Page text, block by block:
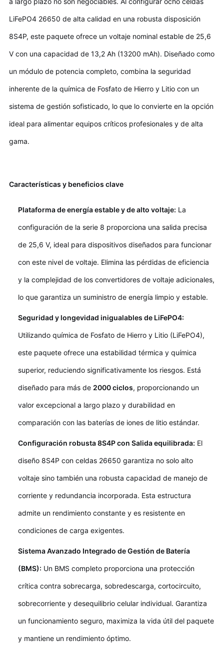
LiFePO4 26650 de alta calidad en una robusta disposición
8S4P, este paquete ofrece un voltaje nominal estable de 25,6
V con una capacidad de 13,2 Ah (13200 mAh). Diseñado como
un módulo de potencia completo, combina la seguridad
inherente de la química de Fosfato de Hierro y Litio con un
sistema de gestión sofisticado, lo que lo convierte en la opción
ideal para alimentar equipos críticos profesionales y de alta
gama.
Características y beneficios clave
Plataforma de energía estable y de alto voltaje: La
configuración de la serie 8 proporciona una salida precisa
de 25,6 V, ideal para dispositivos diseñados para funcionar
con este nivel de voltaje. Elimina las pérdidas de eficiencia
y la complejidad de los convertidores de voltaje adicionales,
lo que garantiza un suministro de energía limpio y estable.
Seguridad y longevidad inigualables de LiFePO4:
Utilizando química de Fosfato de Hierro y Litio (LiFePO4),
este paquete ofrece una estabilidad térmica y química
superior, reduciendo significativamente los riesgos. Está
diseñado para más de 2000 ciclos, proporcionando un
valor excepcional a largo plazo y durabilidad en
comparación con las baterías de iones de litio estándar.
Configuración robusta 8S4P con Salida equilibrada: El
diseño 8S4P con celdas 26650 garantiza no solo alto
voltaje sino también una robusta capacidad de manejo de
corriente y redundancia incorporada. Esta estructura
admite un rendimiento constante y es resistente en
condiciones de carga exigentes.
Sistema Avanzado Integrado de Gestión de Batería
(BMS): Un BMS completo proporciona una protección
crítica contra sobrecarga, sobredescarga, cortocircuito,
sobrecorriente y desequilibrio celular individual. Garantiza
un funcionamiento seguro, maximiza la vida útil del paquete
y mantiene un rendimiento óptimo.